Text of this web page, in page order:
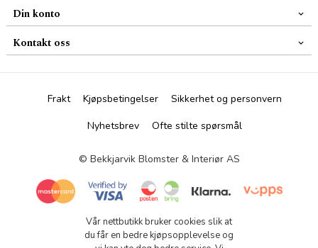
Din konto
Kontakt oss
Frakt Kjøpsbetingelser
Sikkerhet og personvern
Nyhetsbrev
Ofte stilte spørsmål
© Bekkjarvik Blomster & Interiør AS
Vår nettbutikk bruker cookies slik at
du får en bedre kjøpsopplevelse og